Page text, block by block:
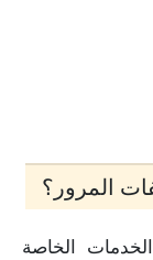
المرور؟
الخاصة